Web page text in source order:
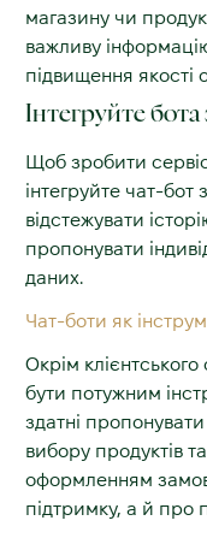
магазину чи
важливу
підвищення якості
Інтегруйте
Щоб зробити
інтегруйте чат-бот
відстежувати
пропонувати
даних.
Чат-боти як
Окрім
бути потужним
здатні
вибору продуктів
оформленням
підтримку, а й про